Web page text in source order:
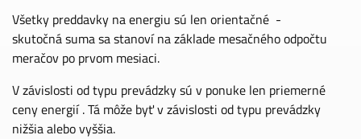
Všetky preddavky na energiu sú len orientačné -
skutočná suma sa stanoví na základe mesačného odpočtu
meračov po prvom mesiaci.
V závislosti od typu prevádzky sú v ponuke len priemerné
ceny energií . Tá môže byť v závislosti od typu prevádzky
nižšia alebo vyššia.